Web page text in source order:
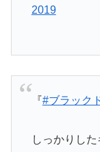
2019
『#ブラック
しっかりし